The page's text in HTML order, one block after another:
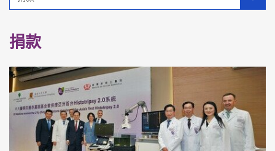
捐款